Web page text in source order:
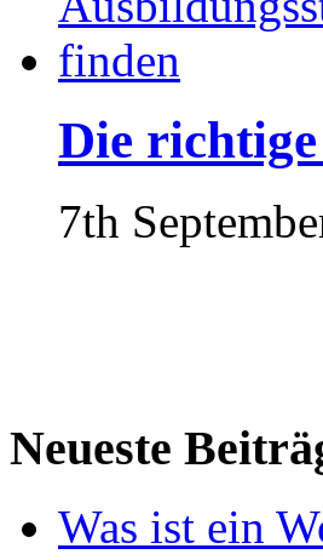
Die
7th
Neueste
Was ist ein